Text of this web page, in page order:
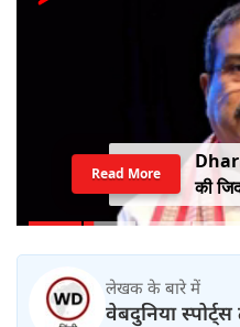
की
ताकत
Read More
लेखक के बारे में
वेबदुनिया स्पोर्ट्स